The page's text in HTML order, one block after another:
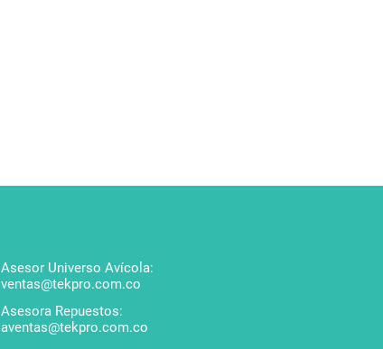
Asesor Universo Avícola:
ventas@tekpro.com.co
Asesora Repuestos:
aventas@tekpro.com.co